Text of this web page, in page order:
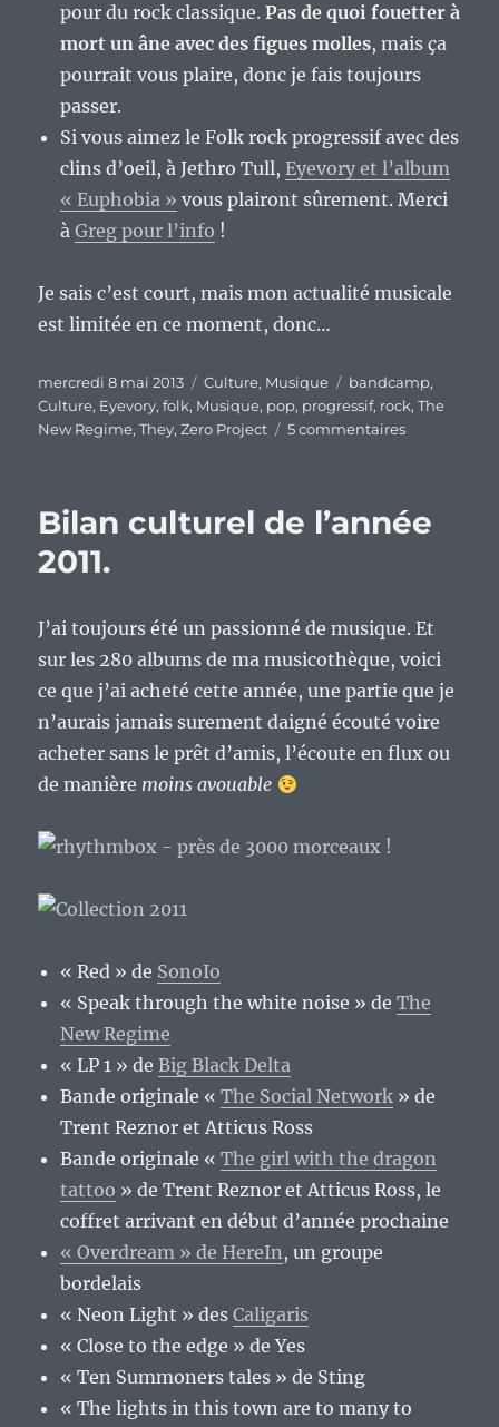
pour du rock classique.Pas de quoi fouetter à
mort un âne avec des figues molles, mais ça
pourrait vous plaire, donc je fais toujours
passer.
Si vous aimez le Folk rock progressif avec des
clins d’oeil, à Jethro Tull,Eyevory et l’album
« Euphobia » vous plairont sûrement. Merci
àGreg pour l’info !
Je sais c’est court, mais mon actualité musicale
est limitée en ce moment, donc…
Publié
le
mercredi 8 mai 2013 Catégories
Culture, Musique Étiquettes
bandcamp,
Culture, Eyevory,folk, Musique, pop, progressif, rock,The
New Regime,They,Zero Project 5 commentairessur
musique.
Bilan culturel de l’année
2011.
J’ai toujours été un passionné de musique. Et
sur les 280 albums de ma musicothèque, voici
ce que j’ai acheté cette année, une partie que je
n’aurais jamais surement daigné écouté voire
acheter sans le prêt d’amis, l’écoute en flux ou
de manière moins avouable
« Red » de SonoIo
« Speak through the white noise » deThe
New Regime
« LP 1 » deBig Black Delta
Bande originale «The Social Network » de
Trent Reznor et Atticus Ross
Bande originale «The girl with the dragon
tattoo » de Trent Reznor et Atticus Ross, le
coffret arrivant en début d’année prochaine
« Overdream » de HereIn, un groupe
bordelais
« Neon Light » desCaligaris
« Close to the edge » de Yes
« Ten Summoners tales » de Sting
« The lights in this town are to many to